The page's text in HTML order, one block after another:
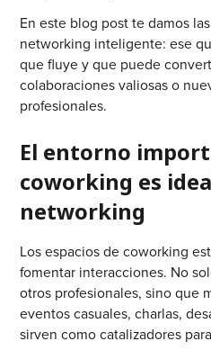
En este blog post te damos
networking inteligente: ese
que fluye y que puede
colaboraciones valiosas o
profesionales.
El entorno
coworking es
networking
Los espacios de coworking
fomentar interacciones. No
otros profesionales, sino que
eventos casuales, charlas,
sirven como catalizadores